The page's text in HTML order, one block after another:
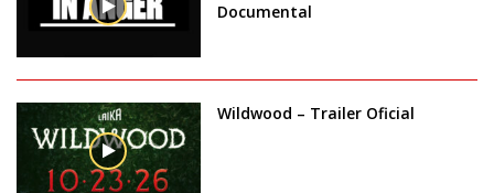
Documental
Wildwood – Trailer Oficial